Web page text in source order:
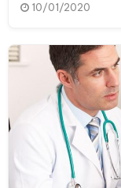
10/01/2020